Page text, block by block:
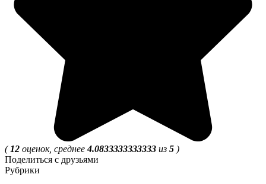
( 12 оценок, среднее4.0833333333333 из 5 )
Поделиться с друзьями
Рубрики